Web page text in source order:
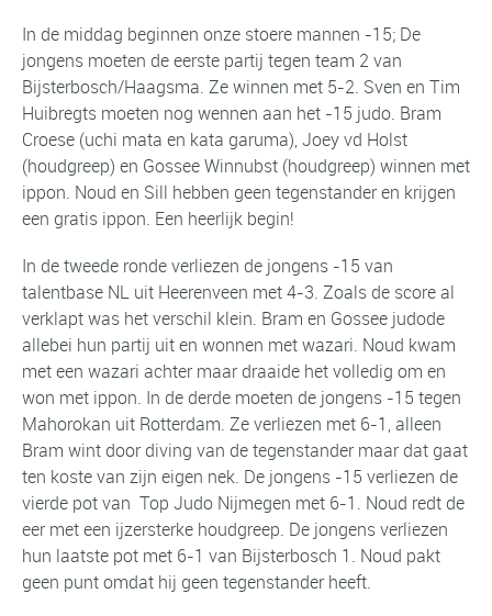
In de middag beginnen onze stoere mannen -15; De
jongens moeten de eerste partij tegen team 2 van
Bijsterbosch/Haagsma. Ze winnen met 5-2. Sven en Tim
Huibregts moeten nog wennen aan het -15 judo. Bram
Croese (uchi mata en kata garuma), Joey vd Holst
(houdgreep) en Gossee Winnubst (houdgreep) winnen met
ippon. Noud en Sill hebben geen tegenstander en krijgen
een gratis ippon. Een heerlijk begin!
In de tweede ronde verliezen de jongens -15 van
talentbase NL uit Heerenveen met 4-3. Zoals de score al
verklapt was het verschil klein. Bram en Gossee judode
allebei hun partij uit en wonnen met wazari. Noud kwam
met een wazari achter maar draaide het volledig om en
won met ippon. In de derde moeten de jongens -15 tegen
Mahorokan uit Rotterdam. Ze verliezen met 6-1, alleen
Bram wint door diving van de tegenstander maar dat gaat
ten koste van zijn eigen nek. De jongens -15 verliezen de
vierde pot van Top Judo Nijmegen met 6-1. Noud redt de
eer met een ijzersterke houdgreep. De jongens verliezen
hun laatste pot met 6-1 van Bijsterbosch 1. Noud pakt
geen punt omdat hij geen tegenstander heeft.